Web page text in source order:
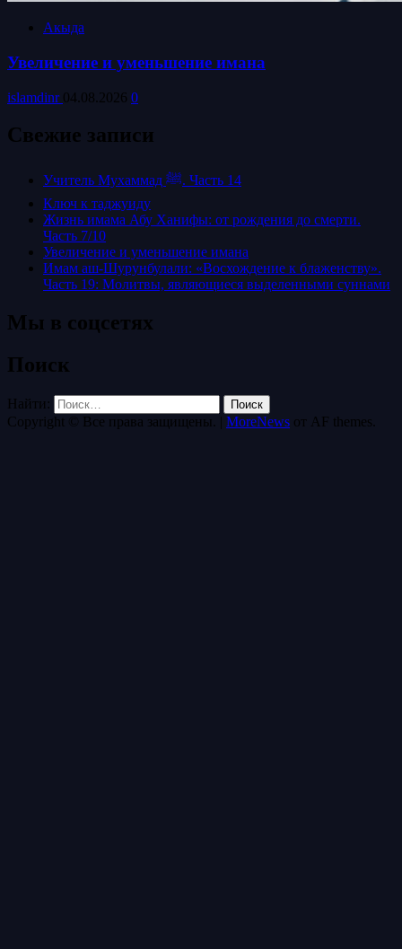
Акыда
Увеличение и уменьшение имана
islamdinr 04.08.2026 0
Свежие записи
Учитель Мухаммад ﷺ. Часть 14
Ключ к таджуиду
Жизнь имама Абу Ханифы: от рождения до смерти.
Часть 7/10
Увеличение и уменьшение имана
Имам аш-Шурунбулали: «Восхождение к блаженству».
Часть 19: Молитвы, являющиеся выделенными суннами
Мы в соцсетях
Поиск
Найти:
Copyright © Все права защищены. | MoreNews от AF themes.